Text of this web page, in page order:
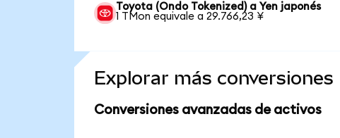
Toyota (Ondo Tokenized) a Yen japonés
1 TMon equivale a 29.766,23 ¥
Explorar más conversiones
Conversiones avanzadas de activos